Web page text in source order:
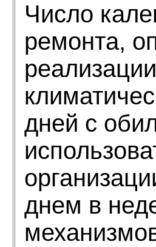
Число
ремонта,
дней с
днем в